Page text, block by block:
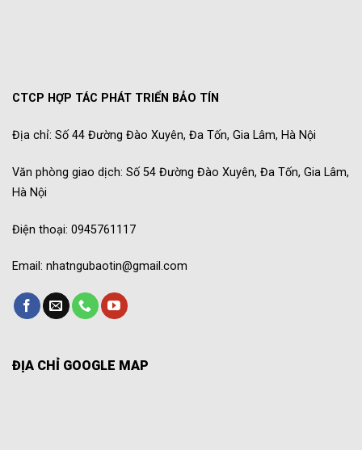
CTCP HỢP TÁC PHÁT TRIỂN BẢO TÍN
Địa chỉ: Số 44 Đường Đào Xuyên, Đa Tốn, Gia Lâm, Hà Nội
Văn phòng giao dịch: Số 54 Đường Đào Xuyên, Đa Tốn, Gia Lâm,
Hà Nội
Điện thoại: 0945761117
Email: nhatngubaotin@gmail.com
ĐỊA CHỈ GOOGLE MAP